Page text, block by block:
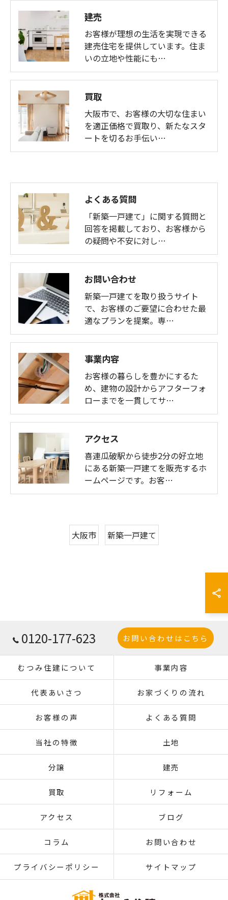
建売
お客様が理想の生活を実現できる
建売住宅を提供しています。住ま
いの立地や性能にも…
買取
大阪市で、お客様の大切な住まい
を適正価格で買取り、新たなスタ
ートを切るお手伝い…
よくある質問
「新築一戸建て」に関する質問と
回答を掲載しており、お客様から
の疑問や不安に対し…
お問い合わせ
新築一戸建てを取り扱うサイト
で、お客様のご要望に合わせた最
適なプランを提案。専…
事業内容
お客様の暮らしを豊かにするた
め、建物の設計からアフターフォ
ローまでを一貫してサ…
アクセス
喜連瓜破駅から徒歩2分の好立地
にある新築一戸建てを販売するホ
ームページです。お客…
大阪市 新築一戸建て
0120-177-623 お問い合わせはこちら
むつみ住建について 事業内容
代表あいさつ お家づくりの流れ
お客様の声 よくある質問
当社の特徴 土地
分譲 建売
買取 リフォーム
アクセス ブログ
コラム お問い合わせ
プライバシーポリシー サイトマップ